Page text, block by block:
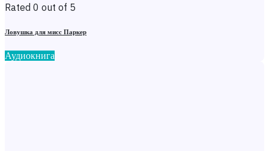
Rated 0 out of 5
Ловушка для мисс Паркер
Аудиокнига